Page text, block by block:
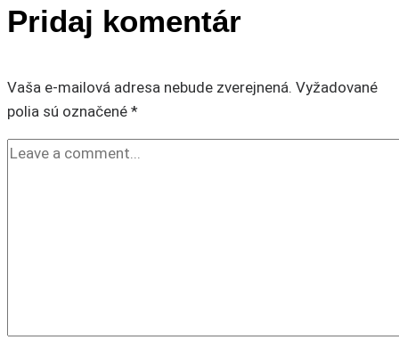
Pridaj komentár
Vaša e-mailová adresa nebude zverejnená. Vyžadované
polia sú označené *